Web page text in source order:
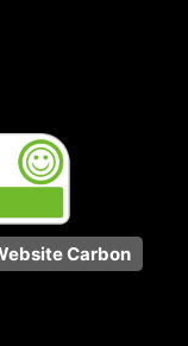
Carbon